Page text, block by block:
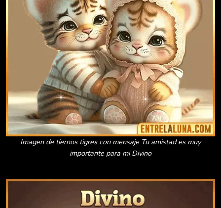
Imagen de tiernos tigres con mensaje Tu amistad es muy
importante para mi Divino